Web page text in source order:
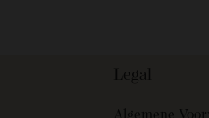
Legal